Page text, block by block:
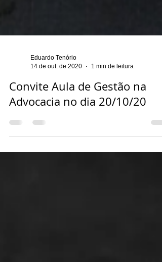
14 de out. de 2020
1 min de leitura
Convite Aula de Gestão na
Advocacia no dia 20/10/20